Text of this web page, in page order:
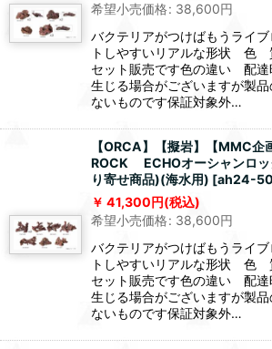
希望小売価格: 38,600円
バクテリアがつけばもうライ
トしやすいリアルな形状 色
セット販売です色の違い 配達
生じる場合がございますが製
ないものです保証対象外…
【ORCA】【擬岩】【MMC企
ROCK ECHOオーシャンロ
り寄せ商品)(海水用) [ah24-
41,300円(税込)
希望小売価格: 38,600円
バクテリアがつけばもうライ
トしやすいリアルな形状 色
セット販売です色の違い 配達
生じる場合がございますが製
ないものです保証対象外…